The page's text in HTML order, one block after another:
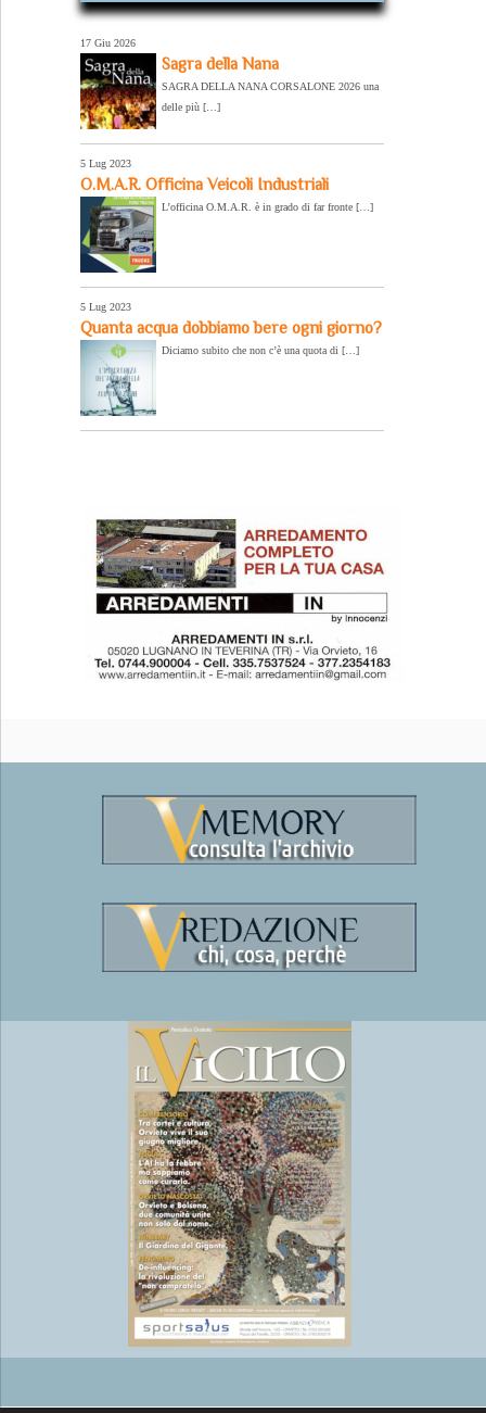
17 Giu 2026
Sagra della Nana
SAGRA DELLA NANA CORSALONE 2026 una
delle più […]
5 Lug 2023
O.M.A.R. Officina Veicoli Industriali
L’officina O.M.A.R. è in grado di far fronte […]
5 Lug 2023
Quanta acqua dobbiamo bere ogni giorno?
Diciamo subito che non c’è una quota di […]